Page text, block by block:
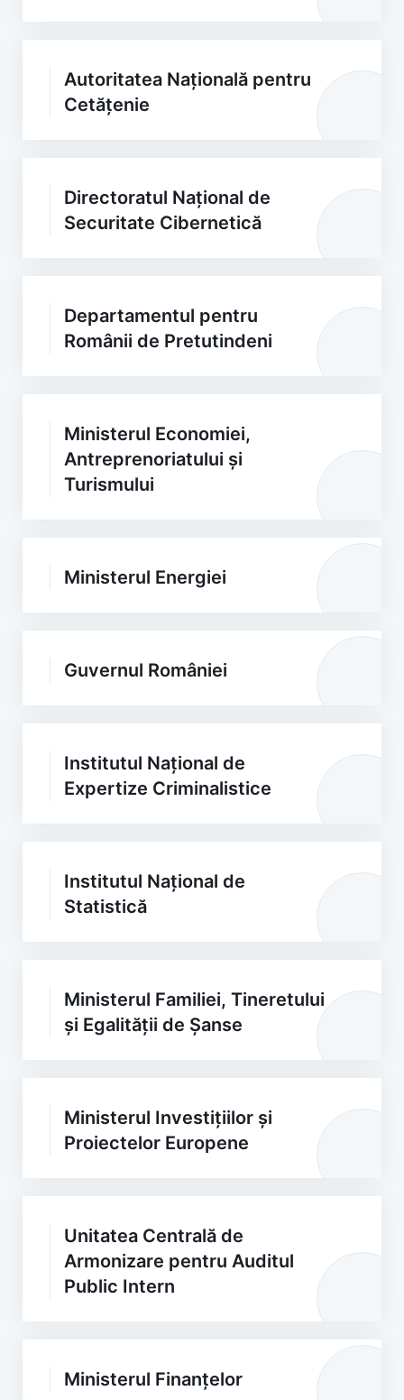
Autoritatea Națională pentru
Cetățenie
Directoratul Național de
Securitate Cibernetică
Departamentul pentru
Românii de Pretutindeni
Ministerul Economiei,
Antreprenoriatului și
Turismului
Ministerul Energiei
Guvernul României
Institutul Național de
Expertize Criminalistice
Institutul Național de
Statistică
Ministerul Familiei, Tineretului
și Egalității de Șanse
Ministerul Investițiilor și
Proiectelor Europene
Unitatea Centrală de
Armonizare pentru Auditul
Public Intern
Ministerul Finanțelor